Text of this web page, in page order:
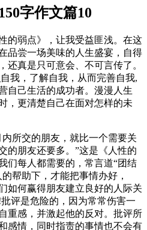
字作文篇10
的弱点》，让我受益匪浅。在这
品尝一场美味的人生盛宴，自得
还真是只可意会、不可言传了。
我，了解自我，从而完善自我,
自己生活的成功者。漫漫人生
，更清楚自己在面对怎样的未
所交的朋友，就比一个需要关
的朋友还要多。”这是《人性的
们每人都需要的，常言道“团结
帮助下，才能把事情办好，
如何赢得朋友建立良好的人际关
评是危险的，因为常常伤害一
重感，并激起他的反对。批评所
感情，同时指责的事情也不会有